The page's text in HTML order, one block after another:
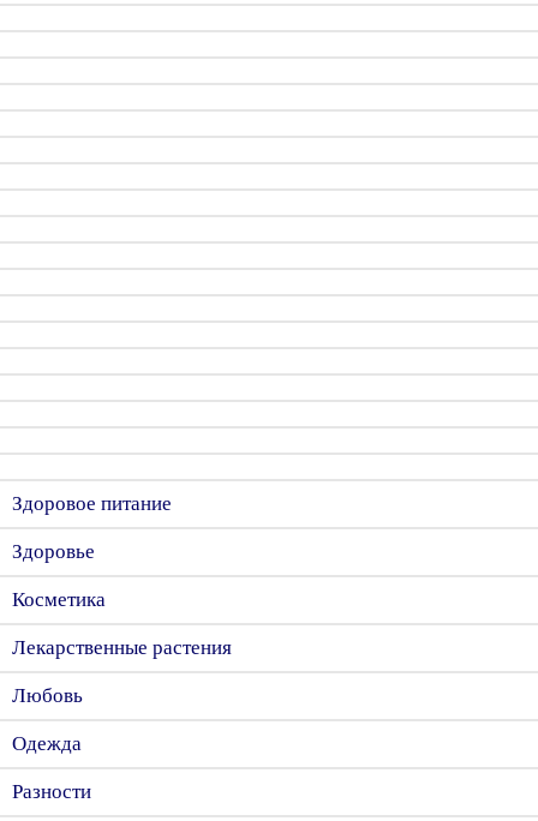
Здоровое питание
Здоровье
Косметика
Лекарственные растения
Любовь
Одежда
Разности